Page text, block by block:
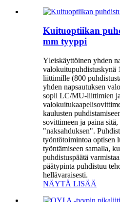
Kuituoptiikan
mm tyyppi
Yleiskäyttöinen yhden
liittimille (800
yhden napsautuksen
sopii LC/MU-liittimien ja
kaulusten
sovittimeen ja paina
"naksahduksen".
työntötoimintoa optisen
työntämiseen samalla,
puhdistuspäätä
päätypinta puhdistuu
hellävaraisesti.
NÄYTÄ LISÄÄ